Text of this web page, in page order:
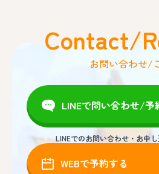
Contact/
お問い合わせ/
LINEで問い合わせ/予
LINEでのお問い合わせ・お申し
WEBで予約する